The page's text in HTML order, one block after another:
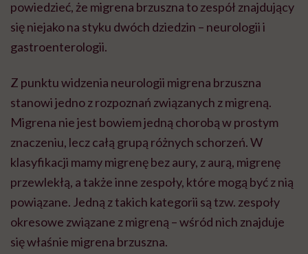
powiedzieć, że migrena brzuszna to zespół znajdujący
się niejako na styku dwóch dziedzin – neurologii i
gastroenterologii.
Z punktu widzenia neurologii migrena brzuszna
stanowi jedno z rozpoznań związanych z migreną.
Migrena nie jest bowiem jedną chorobą w prostym
znaczeniu, lecz całą grupą różnych schorzeń. W
klasyfikacji mamy migrenę bez aury, z aurą, migrenę
przewlekłą, a także inne zespoły, które mogą być z nią
powiązane. Jedną z takich kategorii są tzw. zespoły
okresowe związane z migreną – wśród nich znajduje
się właśnie migrena brzuszna.